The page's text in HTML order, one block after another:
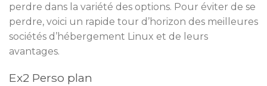
perdre dans la variété des options. Pour éviter de se
perdre, voici un rapide tour d’horizon des meilleures
sociétés d’hébergement Linux et de leurs
avantages.
Ex2 Perso plan